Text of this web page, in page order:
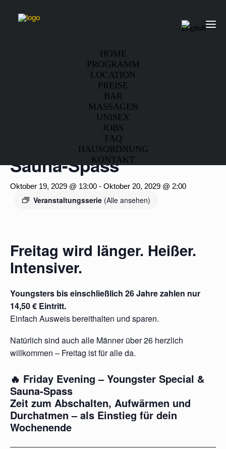
HOME
PROGRAMM
LOCATION
PREISE
BAR
MASSAGEN
UNISEX
JOBS
FAQ
HAUSORDNUNG
KONTAKT
🔥 Friday Evening –
Youngster Special &
Sauna-Spass
Oktober 19, 2029 @ 13:00 - Oktober 20, 2029 @ 2:00
Veranstaltungsserie (Alle ansehen)
Freitag wird länger. Heißer.
Intensiver.
Youngsters bis einschließlich 26 Jahre zahlen nur
14,50 € Eintritt.
Einfach Ausweis bereithalten und sparen.
Natürlich sind auch alle Männer über 26 herzlich
willkommen – Freitag ist für alle da.
🔥 Friday Evening – Youngster Special &
Sauna-Spass
Zeit zum Abschalten, Aufwärmen und
Durchatmen – als Einstieg für dein
Wochenende